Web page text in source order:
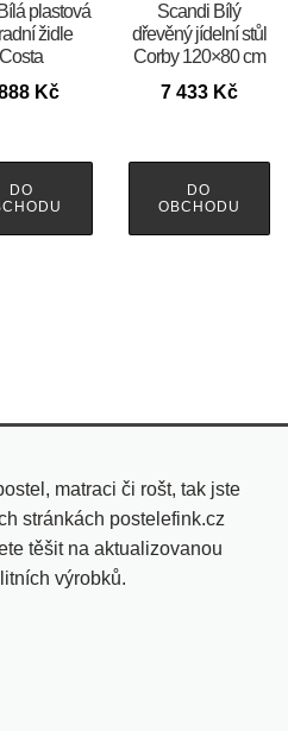
plastová
židle
Costa
Kč
DO
Scandi Bílý
dřevěný jídelní stůl
Corby 120×80 cm
7 433 Kč
DO
OBCHODU
matraci či rošt, tak jste
stránkách postelefink.cz
těšit na aktualizovanou
výrobků.